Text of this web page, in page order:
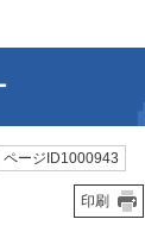
ページID1000943
印刷